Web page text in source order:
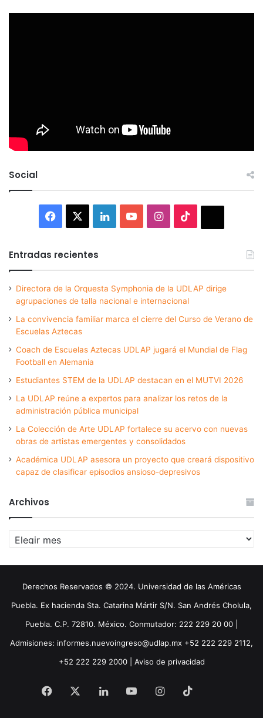
Social
Facebook LinkedInYouTubeInstagram
Entradas recientes
Directora de la Orquesta Symphonia de la UDLAP dirige
agrupaciones de talla nacional e internacional
La convivencia familiar marca el cierre del Curso de Verano de
Escuelas Aztecas
Coach de Escuelas Aztecas UDLAP jugará el Mundial de Flag
Football en Alemania
Estudiantes STEM de la UDLAP destacan en el MUTVI 2026
La UDLAP reúne a expertos para analizar los retos de la
administración pública municipal
La Colección de Arte UDLAP fortalece su acervo con nuevas
obras de artistas emergentes y consolidados
Académica UDLAP asesora un proyecto que creará dispositivo
capaz de clasificar episodios ansioso-depresivos
Archivos
Archivos
Derechos Reservados © 2024. Universidad de las Américas
Puebla. Ex hacienda Sta. Catarina Mártir S/N. San Andrés Cholula,
Puebla. C.P. 72810. México. Conmutador: 222 229 20 00 |
Admisiones: informes.nuevoingreso@udlap.mx +52 222 229 2112,
+52 222 229 2000 | Aviso de privacidad
Facebook LinkedInYouTubeInstagram